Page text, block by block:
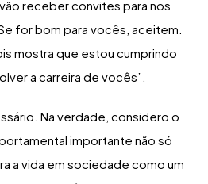
receber convites para nos
for bom para vocês, aceitem.
mostra que estou cumprindo
a carreira de vocês”.
Na verdade, considero o
importante não só
a vida em sociedade como um